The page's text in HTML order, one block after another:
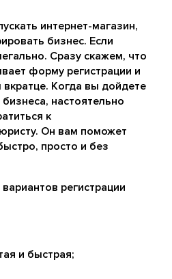
интернет-магазин,
бизнес. Если
Сразу скажем, что
форму регистрации и
Когда вы дойдете
настоятельно
к
Он вам поможет
просто и без
регистрации
и быстрая;